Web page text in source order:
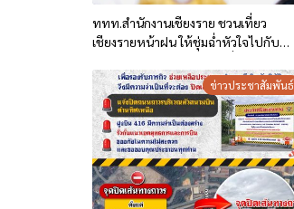
ททท.สำนักงานเชียงราย ชวนเที่ยว
เชียงรายหน้าฝน ให้ชุ่มฉ่ำหัวใจไปกับ
เก็บแสตมป์ครบ แล้วรับของที่ระลึกสุด
พิเศษ! ทันที
ข่าวประชาสัมพันธ์